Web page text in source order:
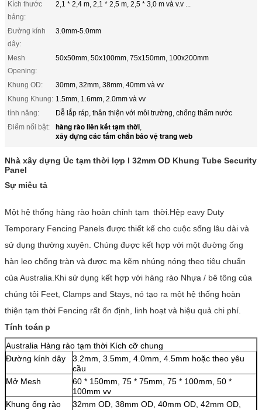
Kích thước
bảng:
2,1 * 2,4 m, 2,1 * 2,5 m, 2,5 * 3,0 m và v.v ...
Đường kính
dây:
3.0mm-5.0mm
Mesh
Opening:
50x50mm, 50x100mm, 75x150mm, 100x200mm
Khung OD:
30mm, 32mm, 38mm, 40mm và vv
Khung Khung: 1.5mm, 1.6mm, 2.0mm và vv
tính năng:
Dễ lắp ráp, thân thiện với môi trường, chống thấm nước
Điểm nổi bật:
hàng rào liên kết tạm thời,
xây dựng các tấm chắn bảo vệ trang web
Nhà xây dựng Úc tạm thời lợp l 32mm OD Khung Tube Security
Panel
Sự miêu tả
Một hệ thống hàng rào hoàn chỉnh tạm thời.Hệp eavy Duty
Temporary Fencing Panels được thiết kế cho cuộc sống lâu dài và
sử dụng thường xuyên. Chúng được kết hợp với một đường ống
hàn leo chống tràn và được mạ kẽm nhúng nóng theo tiêu chuẩn
của Australia.Khi sử dụng kết hợp với hàng rào Nhựa / bê tông của
chúng tôi Feet, Clamps and Stays, nó tạo ra một hệ thống hoàn
thiện tạm thời Fencing rất ổn định, linh hoạt và hiệu quả chi phí.
Tính toán p
Australia Hàng rào tạm thời Kích cỡ chung
Đường kính dây
3.2mm, 3.5mm, 4.0mm, 4.5mm hoặc theo yêu
cầu
Mở Mesh
60 * 150mm, 75 * 75mm, 75 * 100mm, 50 *
100mm vv
Khung ống rào
32mm OD, 38mm OD, 40mm OD, 42mm OD,